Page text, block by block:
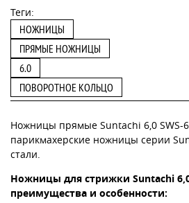
Теги:
НОЖНИЦЫ
ПРЯМЫЕ НОЖНИЦЫ
6.0
ПОВОРОТНОЕ КОЛЬЦО
Ножницы прямые Suntachi 6,0 SWS-
парикмахерские ножницы серии
стали.
Ножницы для стрижки Suntachi 6,0
преимущества и особенности: